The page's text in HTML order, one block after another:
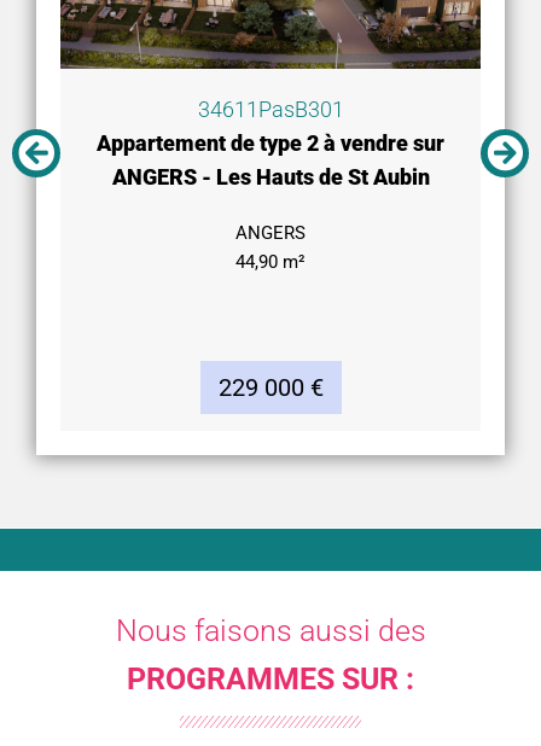
34611PasB301
Appartement de type 2 à vendre sur
ANGERS - Les Hauts de St Aubin
ANGERS
44,90 m²
229 000 €
Nous faisons aussi des
PROGRAMMES SUR :